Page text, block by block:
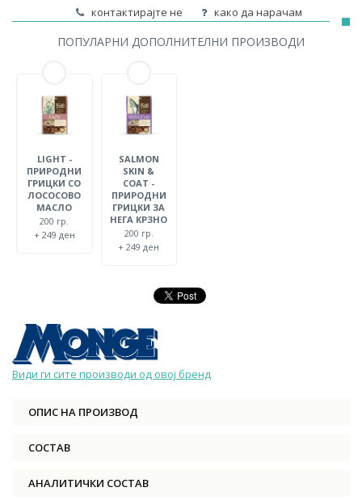
контактирајте не како да нарачам
ПОПУЛАРНИ ДОПОЛНИТЕЛНИ ПРОИЗВОДИ
LIGHT -
ПРИРОДНИ
ГРИЦКИ СО
ЛОСОСОВО
МАСЛО
200 гр.
+ 249 ден
SALMON
SKIN &
COAT -
ПРИРОДНИ
ГРИЦКИ ЗА
НЕГА КРЗНО
200 гр.
+ 249 ден
Види ги сите производи од овој бренд
ОПИС НА ПРОИЗВОД
СОСТАВ
АНАЛИТИЧКИ СОСТАВ